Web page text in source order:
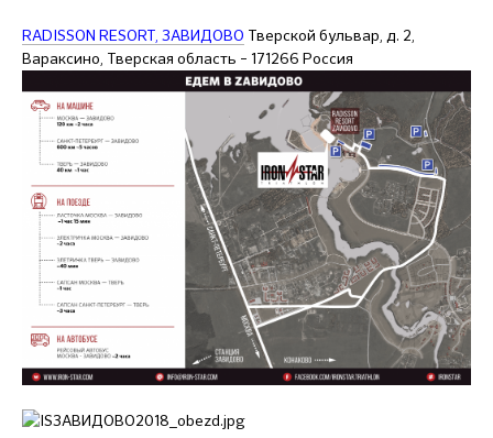
RADISSON RESORT, ЗАВИДОВО Тверской бульвар, д. 2,
Вараксино, Тверская область – 171266 Россия